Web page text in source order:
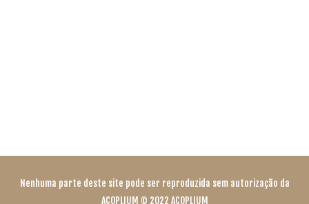
Nenhuma parte deste site pode ser reproduzida sem autorização da
ACOPLIUM © 2022 ACOPLIUM